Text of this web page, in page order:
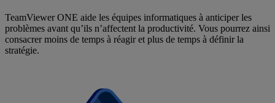
TeamViewer ONE aide les équipes informatiques à anticiper les
problèmes avant qu’ils n’affectent la productivité. Vous pourrez ainsi
consacrer moins de temps à réagir et plus de temps à définir la
stratégie.